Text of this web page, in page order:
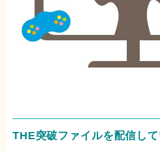
THE突破ファイルを配信し